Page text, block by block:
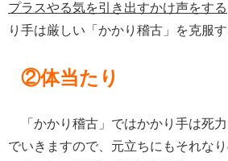
プラスやる気を引き出すかけ声をする
り手は厳しい「かかり稽古」を克服
②体当たり
「かかり稽古」ではかかり手は死
でいきますので、元立ちにもそれな